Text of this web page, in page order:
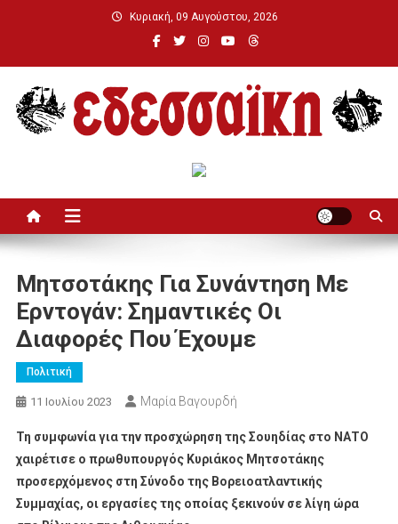
Κυριακή, 09 Αυγούστου, 2026
Μητσοτάκης Για Συνάντηση Με
Ερντογάν: Σημαντικές Οι
Διαφορές Που Έχουμε
Πολιτική
11 Ιουλίου 2023 Μαρία Βαγουρδή
Τη συμφωνία για την προσχώρηση της Σουηδίας στο ΝΑΤΟ
χαιρέτισε ο πρωθυπουργός Κυριάκος Μητσοτάκης
προσερχόμενος στη Σύνοδο της Βορειοατλαντικής
Συμμαχίας, οι εργασίες της οποίας ξεκινούν σε λίγη ώρα